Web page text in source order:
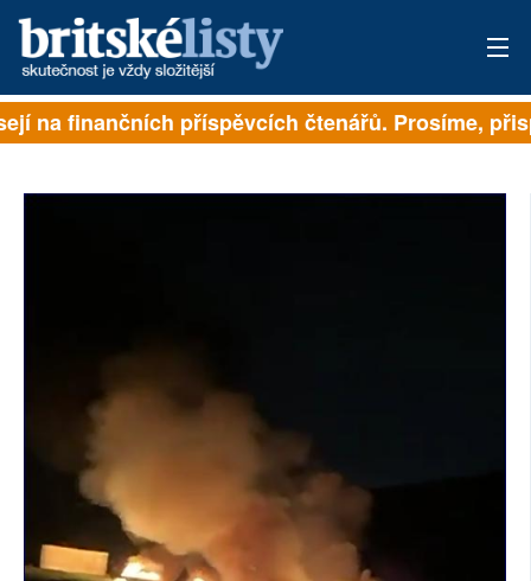
PŘIHLÁSIT
NEJČTENĚJŠÍ ZA 7 DNÍ
PŘÍSPĚVKY NA PROVOZ
SOCIÁLNÍ SÍTĚ
na finančních příspěvcích čtenářů. Prosíme,